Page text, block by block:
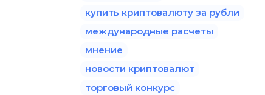
купить криптовалюту за рубли
международные расчеты
мнение
новости криптовалют
торговый конкурс